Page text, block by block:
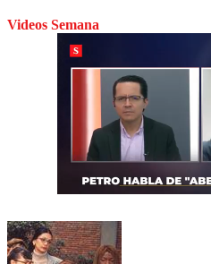
Videos Semana